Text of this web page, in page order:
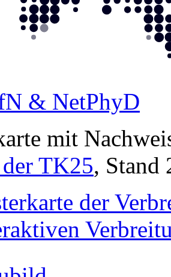
& NetPhyD
mit
TK25, Stand
der